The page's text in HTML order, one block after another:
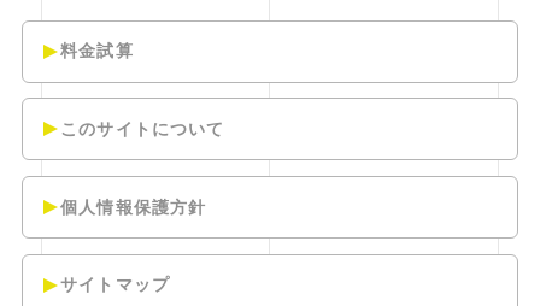
料金試算
このサイトについて
個人情報保護方針
サイトマップ